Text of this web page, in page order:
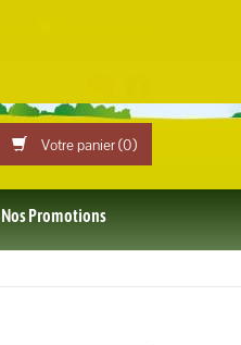
Votre panier (0)
Nos Promotions